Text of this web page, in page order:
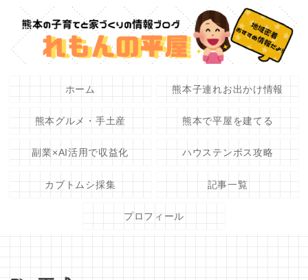
ホーム 熊本子連れお出かけ情報
熊本グルメ・手土産 熊本で平屋を建てる
副業×AI活用で収益化 ハウステンボス攻略
カブトムシ採集 記事一覧
プロフィール